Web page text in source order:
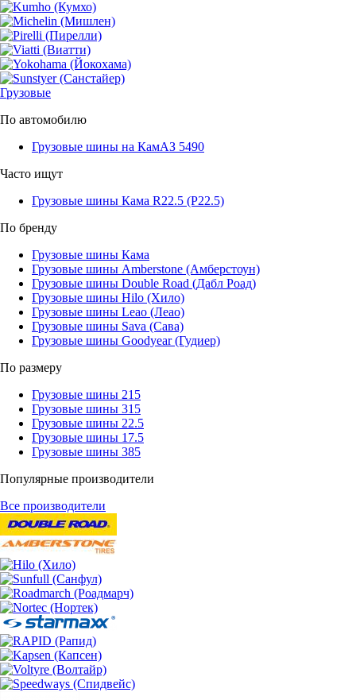
Грузовые
По автомобилю
Грузовые шины на КамАЗ 5490
Часто ищут
Грузовые шины Кама R22.5 (Р22.5)
По бренду
Грузовые шины Кама
Грузовые шины Amberstone (Амберстоун)
Грузовые шины Double Road (Дабл Роад)
Грузовые шины Hilo (Хило)
Грузовые шины Leao (Леао)
Грузовые шины Sava (Сава)
Грузовые шины Goodyear (Гудиер)
По размеру
Грузовые шины 215
Грузовые шины 315
Грузовые шины 22.5
Грузовые шины 17.5
Грузовые шины 385
Популярные производители
Все производители